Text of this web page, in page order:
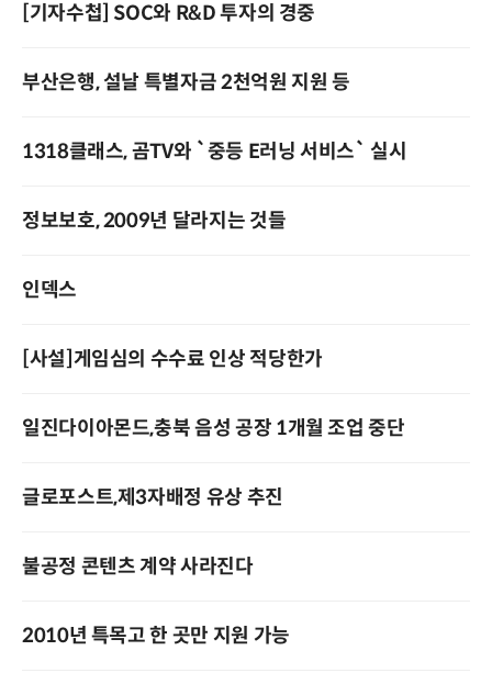
[기자수첩] SOC와 R&D 투자의 경중
부산은행, 설날 특별자금 2천억원 지원 등
1318클래스, 곰TV와 `중등 E러닝 서비스` 실시
정보보호, 2009년 달라지는 것들
인덱스
[사설]게임심의 수수료 인상 적당한가
일진다이아몬드,충북 음성 공장 1개월 조업 중단
글로포스트,제3자배정 유상 추진
불공정 콘텐츠 계약 사라진다
2010년 특목고 한 곳만 지원 가능